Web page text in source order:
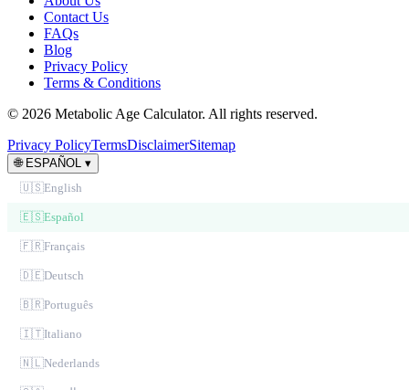
Contact Us
FAQs
Blog
Privacy Policy
Terms & Conditions
© 2026 Metabolic Age Calculator. All rights reserved.
Privacy PolicyTermsDisclaimerSitemap
🌐 ESPAÑOL ▾
🇺🇸English
🇪🇸Español
🇫🇷Français
🇩🇪Deutsch
🇧🇷Português
🇮🇹Italiano
🇳🇱Nederlands